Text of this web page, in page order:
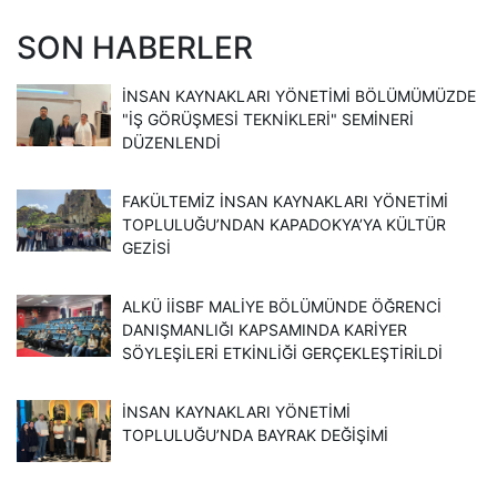
SON HABERLER
İNSAN KAYNAKLARI YÖNETIMI BÖLÜMÜMÜZDE
"İŞ GÖRÜŞMESI TEKNIKLERI" SEMINERI
DÜZENLENDI
FAKÜLTEMIZ İNSAN KAYNAKLARI YÖNETIMI
TOPLULUĞU’NDAN KAPADOKYA’YA KÜLTÜR
GEZISI
ALKÜ İİSBF MALIYE BÖLÜMÜNDE ÖĞRENCI
DANIŞMANLIĞI KAPSAMINDA KARIYER
SÖYLEŞILERI ETKINLIĞI GERÇEKLEŞTIRILDI
İNSAN KAYNAKLARI YÖNETIMI
TOPLULUĞU’NDA BAYRAK DEĞIŞIMI